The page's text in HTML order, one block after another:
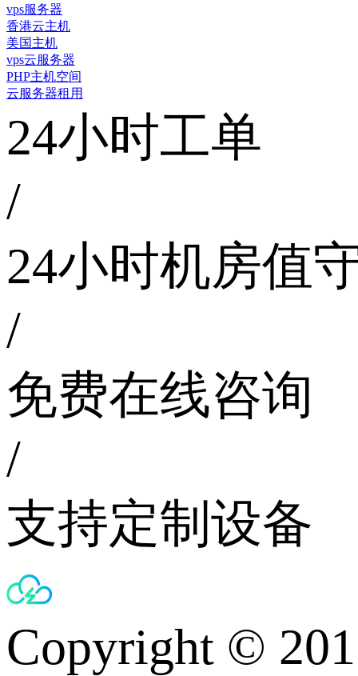
vps服务器
香港云主机
美国主机
vps云服务器
PHP主机空间
云服务器租用
24小时工单
/
24小时机房值
/
免费在线咨询
/
支持定制设备
Copyright ©